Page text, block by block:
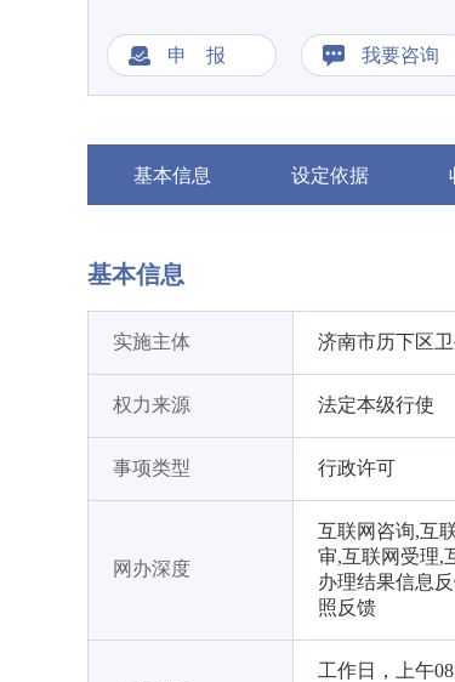
申 报 我要咨询
基本信息 设定依据
基本信息
实施主体 济南市历下区
权力来源 法定本级行使
事项类型 行政许可
网办深度
互联网咨询,互
审,互联网受理,
办理结果信息
照反馈
工作日，上午